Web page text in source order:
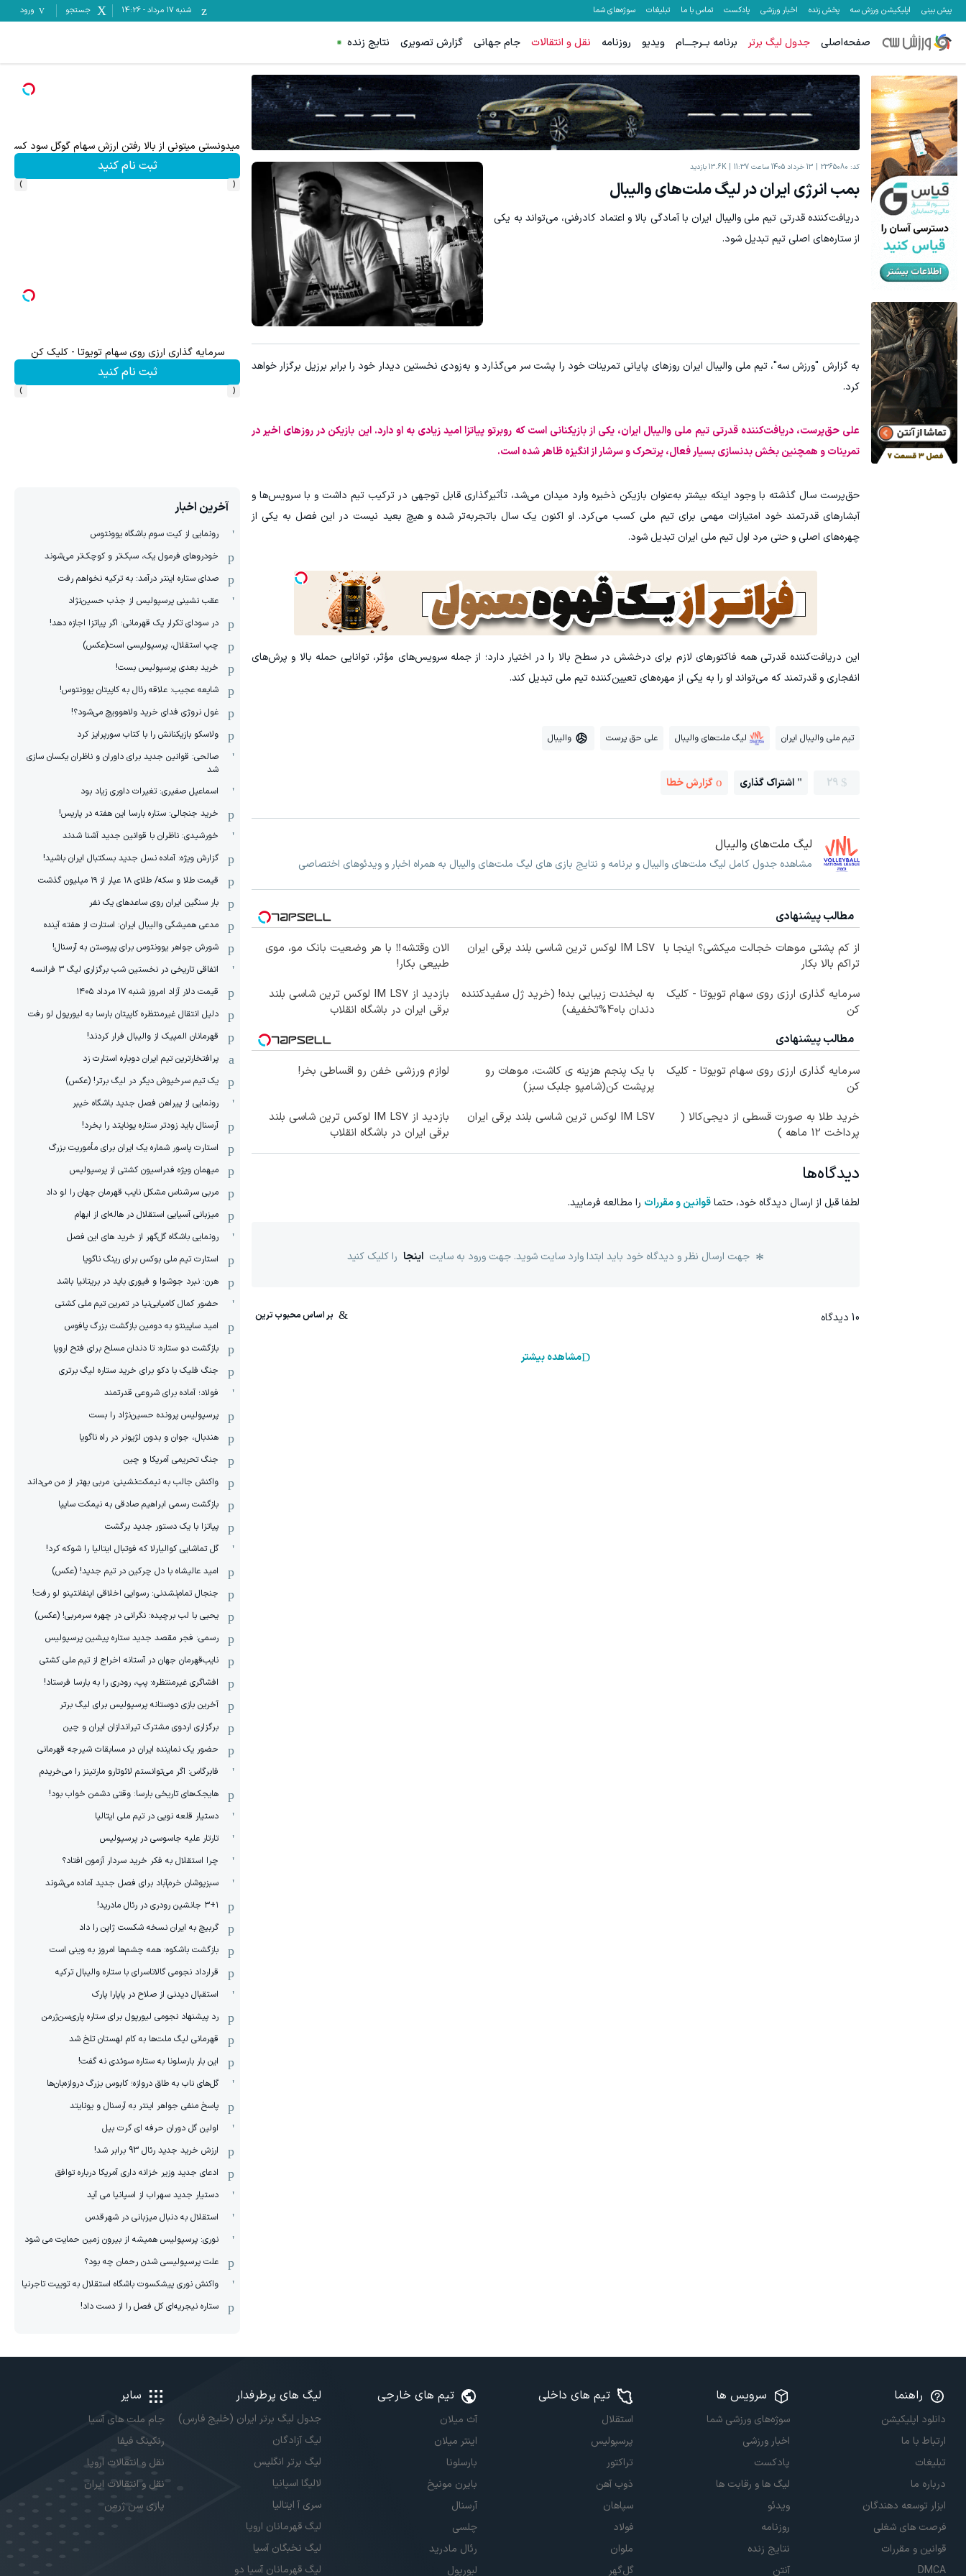
پیش بینی اپلیکیشن ورزش سه پخش زنده اخبار ورزشی پادکست تماس با ما تبلیغات سوژه‌های شما شنبه ۱۷ مرداد -
14:26 جستجو ورود
صفحه‌اصلی جدول لیگ برتر برنامه بــرجـــام ویدیو روزنامه نقل و انتقالات جام جهانی گزارش تصویری نتایج زنده
کد: 2365080 13 خرداد 1405 ساعت 11:37 13.6K بازدید
بمب انرژی ایران در لیگ ملت‌های والیبال
دریافت‌کننده قدرتی تیم ملی والیبال ایران با آمادگی بالا و اعتماد کادرفنی، می‌تواند به یکی
از ستاره‌های اصلی تیم تبدیل شود.
به گزارش "ورزش سه"، تیم ملی والیبال ایران روزهای پایانی تمرینات خود را پشت سر می‌گذارد و به‌زودی نخستین دیدار خود را برابر برزیل برگزار خواهد
کرد.
علی حق‌پرست، دریافت‌کننده قدرتی تیم ملی والیبال ایران، یکی از بازیکنانی است که روبرتو پیاتزا امید زیادی به او دارد. این بازیکن در روزهای اخیر در
تمرینات و همچنین بخش بدنسازی بسیار فعال، پرتحرک و سرشار از انگیزه ظاهر شده است.
حق‌پرست سال گذشته با وجود اینکه بیشتر به‌عنوان بازیکن ذخیره وارد میدان می‌شد، تأثیرگذاری قابل توجهی در ترکیب تیم داشت و با سرویس‌ها و
آبشارهای قدرتمند خود امتیازات مهمی برای تیم ملی کسب می‌کرد. او اکنون یک سال باتجربه‌تر شده و هیچ بعید نیست در این فصل به یکی از
چهره‌های اصلی و حتی مرد اول تیم ملی ایران تبدیل شود.
این دریافت‌کننده قدرتی همه فاکتورهای لازم برای درخشش در سطح بالا را در اختیار دارد؛ از جمله سرویس‌های مؤثر، توانایی حمله بالا و پرش‌های
انفجاری و قدرتمند که می‌تواند او را به یکی از مهره‌های تعیین‌کننده تیم ملی تبدیل کند.
تیم ملی والیبال ایران لیگ ملت‌های والیبال علی حق پرست والیبال
29 اشتراک گذاری گزارش خطا
لیگ ملت‌های والیبال
مشاهده جدول کامل لیگ ملت‌های والیبال و برنامه و نتایج بازی های لیگ ملت‌های والیبال به همراه اخبار و ویدئوهای اختصاصی
مطالب پیشنهادی
از کم پشتی موهات خجالت میکشی؟ اینجا با
تراکم بالا بکار
IM LS7 لوکس ترین شاسی بلند برقی ایران
الان وقتشه‼️ با هر وضعیت بانک مو، موی
طبیعی بکار!
سرمایه گذاری ارزی روی سهام تویوتا - کلیک
کن
به لبخندت زیبایی بده! (خرید ژل سفیدکننده
دندان با40%تخفیف)
بازدید از IM LS7 لوکس ترین شاسی بلند
برقی ایران در باشگاه انقلاب
مطالب پیشنهادی
سرمایه گذاری ارزی روی سهام تویوتا - کلیک
کن
با یک پنجم هزینه ی کاشت، موهات رو
پرپشت کن(شامپو جلبک سبز)
لوازم ورزشی خفن رو اقساطی بخر!
خرید طلا به صورت قسطی از دیجی‌کالا (
پرداخت 12 ماهه )
IM LS7 لوکس ترین شاسی بلند برقی ایران
بازدید از IM LS7 لوکس ترین شاسی بلند
برقی ایران در باشگاه انقلاب
دیدگاه‌ها
لطفا قبل از ارسال دیدگاه خود، حتماقوانین و مقررات را مطالعه فرمایید.
جهت ارسال نظر و دیدگاه خود باید ابتدا وارد سایت شوید. جهت ورود به سایت اینجا را کلیک کنید
10 دیدگاه
مشاهده بیشتر
میدونستی میتونی از بالا رفتن ارزش سهام گوگل سود کسب
ثبت نام کنید
‹
›
سرمایه گذاری ارزی روی سهام تویوتا - کلیک کن
ثبت نام کنید
‹
›
آخرین اخبار
رونمایی از کیت سوم باشگاه یوونتوس
خودروهای فرمول یک، سبک‌تر و کوچک‌تر می‌شوند
صدای ستاره اینتر درآمد: به ترکیه نخواهم رفت
عقب نشینی پرسپولیس از جذب حسین‌نژاد
در سودای تکرار یک قهرمانی: اگر پیاتزا اجازه دهد!
چپ استقلال، پرسپولیسی است(عکس)
خرید بعدی پرسپولیس بست!
شایعه عجیب: علاقه رئال به کاپیتان یوونتوس!
غول نروژی فدای خرید ولاهوویچ می‌شود؟!
ولاسکو بازیکنانش را با کتاب سورپرایز کرد
صالحی: قوانین جدید برای داوران و ناظران یکسان سازی
شد
اسماعیل صفیری: تغیرات داوری زیاد بود
خرید جنجالی: ستاره بارسا این هفته در پاریس!
خورشیدی: ناظران با قوانین جدید آشنا شدند
گزارش ویژه‌: آماده نسل جدید بسکتبال ایران باشید!
قیمت طلا و سکه/ طلای ۱۸ عیار از ۱۹ میلیون گذشت
بار سنگین ایران روی ساعدهای یک نفر
مدعی همیشگی والیبال ایران: استارت از هفته آینده
شورش جواهر یوونتوس برای پیوستن به آرسنال!
اتفاقی تاریخی در نخستین شب برگزاری لیگ ۳ فرانسه
قیمت دلار آزاد امروز شنبه ۱۷ مرداد ۱۴۰۵
دلیل انتقال غیرمنتظره کاپیتان بارسا به لیورپول لو رفت
قهرمانان المپیک از والیبال فرار کردند!
پرافتخارترین تیم ایران دوباره استارت زد
یک تیم سرخپوش دیگر در لیگ برتر! (عکس)
رونمایی از پیراهن فصل جدید باشگاه خیبر
آرسنال باید زودتر ستاره یونایتد را بخرد!
استارت پاسور شماره یک ایران برای مأموریت بزرگ
میهمان ویژه فدراسیون کشتی از پرسپولیس
مربی سرشناس مشکل نایب قهرمان جهان را لو داد
میزبانی آسیایی استقلال در هاله‌ای از ابهام
رونمایی باشگاه گل‌گهر از خرید های این فصل
استارت تیم ملی بوکس برای رینگ ناگویا
هرن: نبرد جوشوا و فیوری باید در بریتانیا باشد
حضور کمال کامیابی‌نیا در تمرین تیم ملی کشتی
امید ساپینتو به دومین بازگشت بزرگ پافوس
بازگشت دو ستاره: تا دندان مسلح برای فتح اروپا
جنگ فلیک با دکو برای خرید ستاره لیگ برتری
فولاد؛ آماده برای شروعی قدرتمند
پرسپولیس پرونده حسین‌نژاد را بست
هندبال، جوان و بدون لژیونر در راه ناگویا
جنگ تحریمی آمریکا و چین
واکنش جالب به نیمکت‌نشینی: مربی بهتر از من می‌داند
بازگشت رسمی ابراهیم صادقی به نیمکت سایپا
پیاتزا با یک دستور جدید برگشت
گل تماشایی کوالیارلا که فوتبال ایتالیا را شوکه کرد!
امید عالیشاه با دل چرکین در تیم جدید! (عکس)
جنجال تمام‌نشدنی:‌ رسوایی اخلاقی اینفانتینو لو رفت!
یحیی با لب برچیده: نگرانی در چهره سرمربی! (عکس)
رسمی: فجر مقصد جدید ستاره پیشین پرسپولیس
نایب‌قهرمان جهان در آستانه اخراج از تیم ملی کشتی
افشاگری غیرمنتظره: پپ، رودری را به بارسا فرستاد!
آخرین بازی دوستانه پرسپولیس برای لیگ برتر
برگزاری اردوی مشترک تیراندازان ایران و چین
حضور یک نماینده ایران در مسابقات شیرجه قهرمانی
فابرگاس: اگر می‌توانستم لائوتارو مارتینز را می‌خریدم
هایجک‌های تاریخی بارسا: وقتی دشمن خواب بود!
دستیار قلعه نویی در تیم ملی ایتالیا
تارتار علیه جاسوسی در پرسپولیس
چرا استقلال به فکر خرید سردار آزمون افتاد؟
سبزپوشان خرم‌آباد برای فصل جدید آماده می‌شوند
۳+۱ جانشین رودری در رئال مادرید!
گربیچ به ایران نسخه شکست ژاپن را داد
بازگشت باشکوه: همه چشم‌ها امروز به وینی است
قرارداد نجومی گالاتاسرای با ستاره والیبال ترکیه
استقبال دیدنی از صلاح در پاپارا پارک
رد پیشنهاد نجومی لیورپول برای ستاره پاری‌سن‌ژرمن
قهرمانی لیگ ملت‌ها به کام لهستان تلخ شد
این بار بارسلونا به ستاره سوئدی نه گفت!
گل‌های ناب به طاق دروازه؛ کابوس بزرگ دروازه‌بان‌ها
پاسخ منفی جواهر اینتر به آرسنال و یونایتد
اولین گل دوران حرفه ای گرت بیل
ارزش خرید جدید رئال 93 برابر شد!
ادعای جدید وزیر خزانه داری آمریکا درباره توافق
دستیار جدید سهراب از اسپانیا می آید
استقلال به دنبال میزبانی در شهرقدس
نوری: پرسپولیس همیشه از بیرون زمین حمایت می شود
علت پرسپولیسی شدن رحمان چه بود؟
واکنش نوری پیشکسوت باشگاه استقلال به توییت تاجرنیا
ستاره نیجریه‌ای کل فصل را از دست داد!
راهنما
دانلود اپلیکیشن
ارتباط با ما
تبلیغات
درباره ما
ابزار توسعه دهندگان
فرصت های شغلی
قوانین و مقررات
DMCA
سرویس ها
سوژه‌های ورزشی شما
اخبار ورزشی
پادکست
لیگ ها و رقابت ها
ویدئو
روزنامه
نتایج زنده
آنتن
تیم های داخلی
استقلال
پرسپولیس
تراکتور
ذوب آهن
سپاهان
فولاد
ملوان
گل‌گهر
تیم های خارجی
آث میلان
اینتر میلان
بارسلونا
بایرن مونیخ
آرسنال
چلسی
رئال مادرید
لیورپول
لیگ های پرطرفدار
جدول لیگ برتر ایران (خلیج فارس)
لیگ آزادگان
لیگ برتر انگلیس
لالیگا اسپانیا
سری آ ایتالیا
لیگ قهرمانان اروپا
لیگ نخبگان آسیا
لیگ قهرمانان آسیا دو
سایر
جام ملت های آسیا
رنکینگ فیفا
نقل و انتقالات اروپا
نقل و انتقالات ایران
پاری سن ژرمن